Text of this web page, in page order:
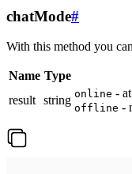
chatMode#
With this method you
Name Type
result string online -
offline -